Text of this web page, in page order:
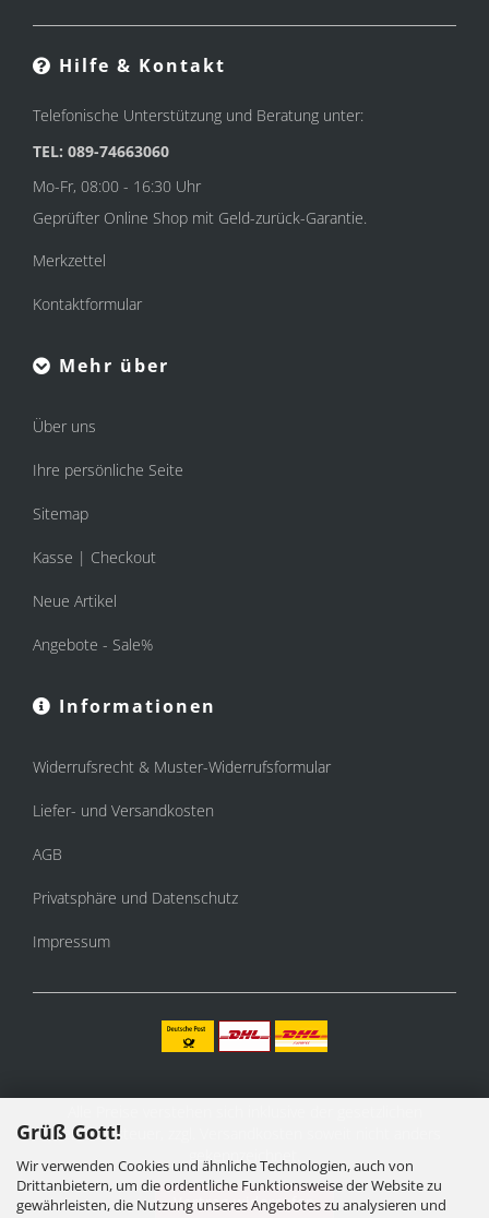
Grüß Gott!
Wir verwenden Cookies und ähnliche Technologien, auch von
Drittanbietern, um die ordentliche Funktionsweise der Website zu
gewährleisten, die Nutzung unseres Angebotes zu analysieren und
Hilfe & Kontakt
Telefonische Unterstützung und Beratung unter:
TEL: 089-74663060
Mo-Fr, 08:00 - 16:30 Uhr
Geprüfter Online Shop mit Geld-zurück-Garantie.
Merkzettel
Kontaktformular
Mehr über
Über uns
Ihre persönliche Seite
Sitemap
Kasse | Checkout
Neue Artikel
Angebote - Sale%
Informationen
Widerrufsrecht & Muster-Widerrufsformular
Liefer- und Versandkosten
AGB
Privatsphäre und Datenschutz
Impressum
Mehrwertsteuer, zzgl.
gekennzeichnet.
Vertrag widerrufen